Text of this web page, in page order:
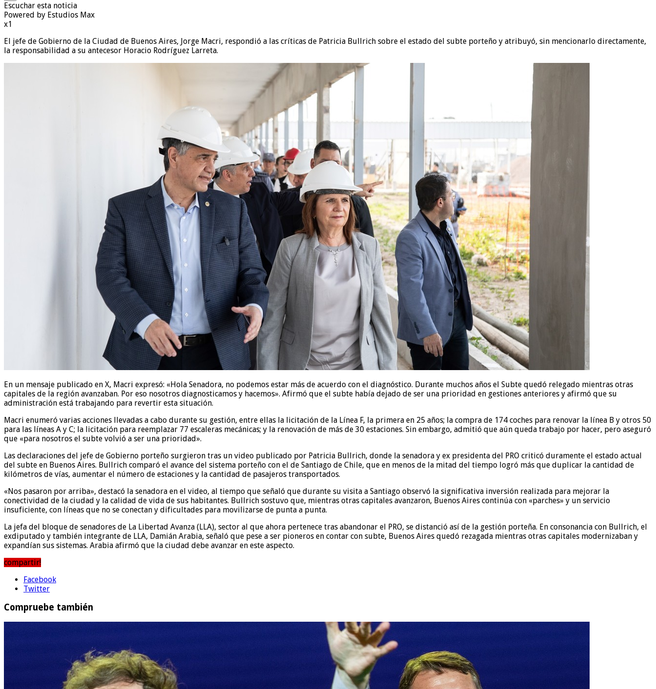
Escuchar esta noticia
Powered by Estudios Max
x1
El jefe de Gobierno de la Ciudad de Buenos Aires, Jorge Macri, respondió a las críticas de Patricia Bullrich sobre el estado del subte porteño y atribuyó, sin mencionarlo directamente,
la responsabilidad a su antecesor Horacio Rodríguez Larreta.
En un mensaje publicado en X, Macri expresó: «Hola Senadora, no podemos estar más de acuerdo con el diagnóstico. Durante muchos años el Subte quedó relegado mientras otras
capitales de la región avanzaban. Por eso nosotros diagnosticamos y hacemos». Afirmó que el subte había dejado de ser una prioridad en gestiones anteriores y afirmó que su
administración está trabajando para revertir esta situación.
Macri enumeró varias acciones llevadas a cabo durante su gestión, entre ellas la licitación de la Línea F, la primera en 25 años; la compra de 174 coches para renovar la línea B y otros 50
para las líneas A y C; la licitación para reemplazar 77 escaleras mecánicas; y la renovación de más de 30 estaciones. Sin embargo, admitió que aún queda trabajo por hacer, pero aseguró
que «para nosotros el subte volvió a ser una prioridad».
Las declaraciones del jefe de Gobierno porteño surgieron tras un video publicado por Patricia Bullrich, donde la senadora y ex presidenta del PRO criticó duramente el estado actual
del subte en Buenos Aires. Bullrich comparó el avance del sistema porteño con el de Santiago de Chile, que en menos de la mitad del tiempo logró más que duplicar la cantidad de
kilómetros de vías, aumentar el número de estaciones y la cantidad de pasajeros transportados.
«Nos pasaron por arriba», destacó la senadora en el video, al tiempo que señaló que durante su visita a Santiago observó la significativa inversión realizada para mejorar la
conectividad de la ciudad y la calidad de vida de sus habitantes. Bullrich sostuvo que, mientras otras capitales avanzaron, Buenos Aires continúa con «parches» y un servicio
insuficiente, con líneas que no se conectan y dificultades para movilizarse de punta a punta.
La jefa del bloque de senadores de La Libertad Avanza (LLA), sector al que ahora pertenece tras abandonar el PRO, se distanció así de la gestión porteña. En consonancia con Bullrich, el
exdiputado y también integrante de LLA, Damián Arabia, señaló que pese a ser pioneros en contar con subte, Buenos Aires quedó rezagada mientras otras capitales modernizaban y
expandían sus sistemas. Arabia afirmó que la ciudad debe avanzar en este aspecto.
compartir!
Facebook
Twitter
Compruebe también